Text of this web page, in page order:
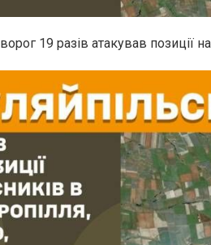
ворог 19 разів атакував позиції